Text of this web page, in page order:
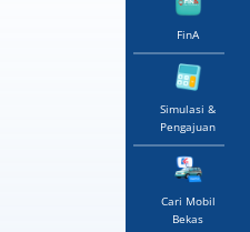
FinA
Simulasi &
Pengajuan
Cari Mobil
Bekas